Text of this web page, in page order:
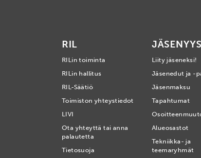
RIL
RILin toiminta
RILin hallitus
RIL-Säätiö
Toimiston yhteystiedot
LIVI
Ota yhteyttä tai anna
palautetta
Tietosuoja
JÄSENYYS
Liity jäseneksi!
Jäsenedut ja -
Jäsenmaksu
Tapahtumat
Alueosastot
Tekniikka- ja
teemaryhmät